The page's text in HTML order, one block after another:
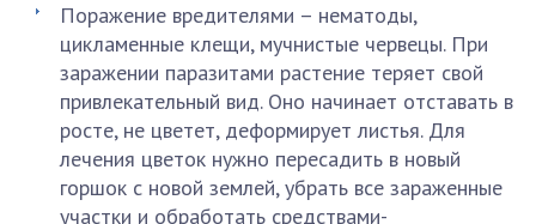
Поражение вредителями – нематоды,
цикламенные клещи, мучнистые червецы. При
заражении паразитами растение теряет свой
привлекательный вид. Оно начинает отставать в
росте, не цветет, деформирует листья. Для
лечения цветок нужно пересадить в новый
горшок с новой землей, убрать все зараженные
участки и обработать средствами-